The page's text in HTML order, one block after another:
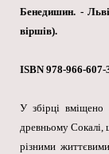
Бенедишин. -
віршів).
ISBN 978-966-607-
У збірці вміщено
древньому Сокалі,
різними